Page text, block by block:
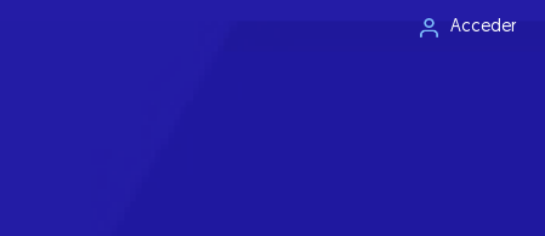
Acceder